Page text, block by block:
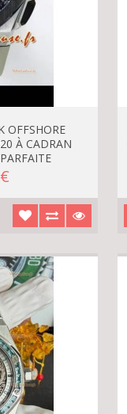
OFFSHORE
À CADRAN